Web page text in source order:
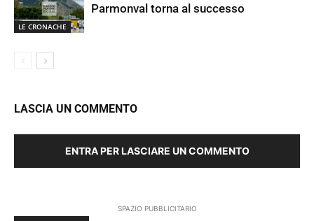
LE CRONACHE
Parmonval torna al successo
LASCIA UN COMMENTO
ENTRA PER LASCIARE UN COMMENTO
SPAZIO PUBBLICITARIO